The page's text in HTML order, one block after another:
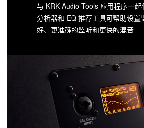
与 KRK Audio Tools 应用程序一
分析器和 EQ 推荐工具可帮助设置
好、更准确的监听和更快的混音